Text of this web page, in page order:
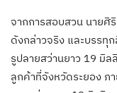
จากการสอบสวน นายศิ
ดังกล่าวจริง และบรรทุ
รูปลายสว่านยาว 19 มิล
ลูกค้าที่จังหวัดระยอง ภ